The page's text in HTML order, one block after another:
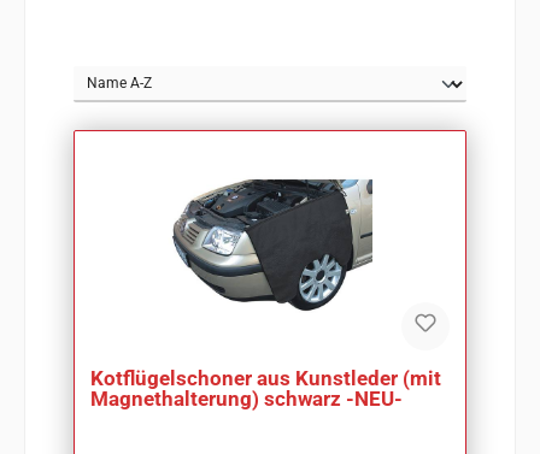
Kotflügelschoner aus Kunstleder (mit
Magnethalterung) schwarz -NEU-